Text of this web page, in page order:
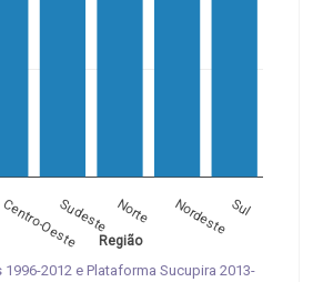
Centro-OesteSudeste Norte Nordeste Sul
Região
1996-2012 e Plataforma Sucupira 2013-